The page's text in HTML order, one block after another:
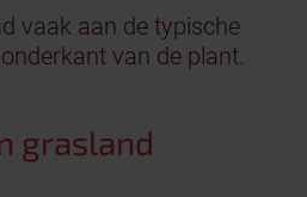
vaak aan de typische
van de plant.
grasland